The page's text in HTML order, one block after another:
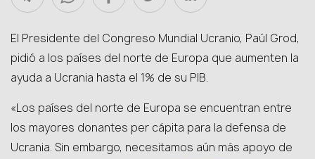
El Presidente del Congreso Mundial Ucranio, Paúl Grod,
pidió a los países del norte de Europa que aumenten la
ayuda a Ucrania hasta el 1% de su PIB.
«Los países del norte de Europa se encuentran entre
los mayores donantes per cápita para la defensa de
Ucrania. Sin embargo, necesitamos aún más apoyo de